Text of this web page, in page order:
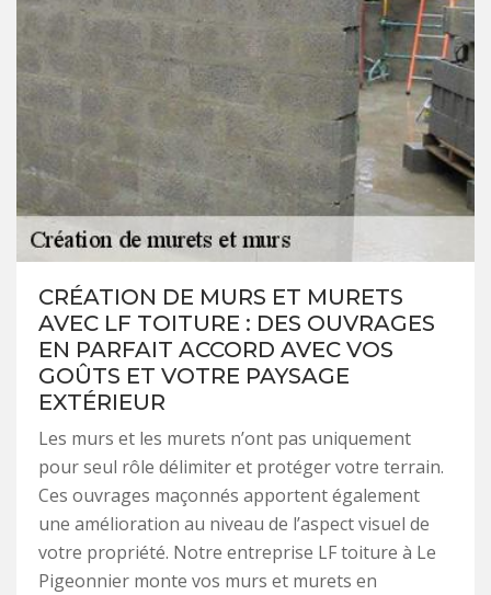
CRÉATION DE MURS ET MURETS
AVEC LF TOITURE : DES OUVRAGES
EN PARFAIT ACCORD AVEC VOS
GOÛTS ET VOTRE PAYSAGE
EXTÉRIEUR
Les murs et les murets n’ont pas uniquement
pour seul rôle délimiter et protéger votre terrain.
Ces ouvrages maçonnés apportent également
une amélioration au niveau de l’aspect visuel de
votre propriété. Notre entreprise LF toiture à Le
Pigeonnier monte vos murs et murets en